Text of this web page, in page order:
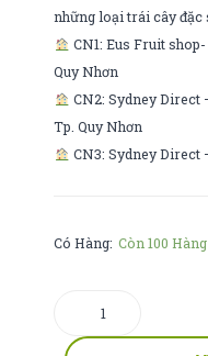
những loại trái cây đặc
CN1: Eus Fruit
Quy Nhơn
CN2: Sydney Direct
Tp. Quy Nhơn
CN3: Sydney Direct
Có Hàng: Còn 100 Hàng